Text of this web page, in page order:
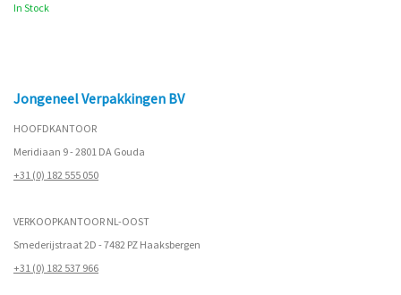
In Stock
Jongeneel Verpakkingen BV
HOOFDKANTOOR
Meridiaan 9 - 2801 DA Gouda
+31 (0) 182 555 050
VERKOOPKANTOOR NL-OOST
Smederijstraat 2D - 7482 PZ Haaksbergen
+31 (0) 182 537 966